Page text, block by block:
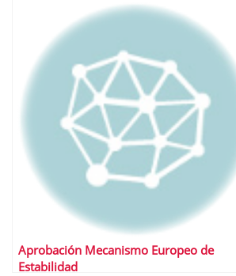
Aprobación Mecanismo Europeo de
Estabilidad